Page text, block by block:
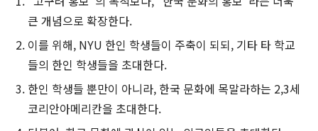
큰 개념으로 확장한다.
이를 위해, NYU 한인 학생들이 주축이 되되, 기타 타 학교
들의 한인 학생들을 초대한다.
한인 학생들 뿐만이 아니라, 한국 문화에 목말라하는 2,3세
코리안아메리칸을 초대한다.